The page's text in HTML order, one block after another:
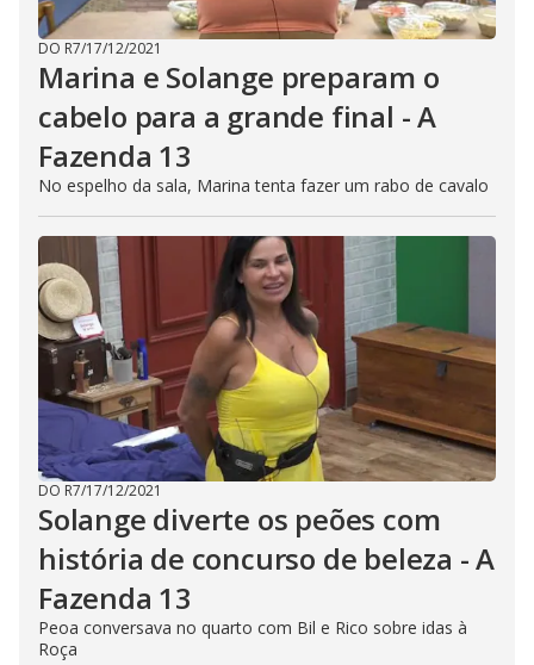
DO R7/17/12/2021
Marina e Solange preparam o
cabelo para a grande final - A
Fazenda 13
No espelho da sala, Marina tenta fazer um rabo de cavalo
DO R7/17/12/2021
Solange diverte os peões com
história de concurso de beleza - A
Fazenda 13
Peoa conversava no quarto com Bil e Rico sobre idas à
Roça